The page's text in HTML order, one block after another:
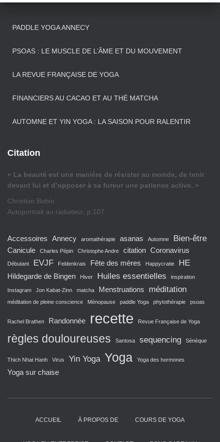
PADDLE YOGA ANNECY
PSOAS : LE MUSCLE DE L’ÂME ET DU MOUVEMENT
LA REVUE FRANÇAISE DE YOGA
FINANCIERS AU CACAO ET AU THÉ MATCHA
AUTOMNE ET YIN YOGA : LA SAISON POUR RALENTIR
Citation
« La beauté est une manière de résister au monde, de tenir
devant lui et d’opposer à sa fureur une patience active. »
Christian Bobin
Autoportrait au radiateur, p.107
Accessoires Annecy aromathérapie asanas Automne Bien-être
Canicule Charles Pépin Christophe Andre citation Coronavirus
Débutant EVJF Feldenkrais Fête des mères Happycratie HE
Hildegarde de Bingen Hiver Huiles essentielles inspiration
Instagram Jon Kabat-Zinn matcha Menstruations méditation
méditation de pleine conscience Ménopause paddle Yoga phytothérapie psoas
Rachel Brathen Randonnée recette Revue Française de Yoga
règles douloureuses Santosa sequencing Sénèque
Thich Nhat Hanh Virus Yin Yoga Yoga Yoga des hormones
Yoga sur chaise
ACCUEIL À PROPOS DE COURS DE YOGA